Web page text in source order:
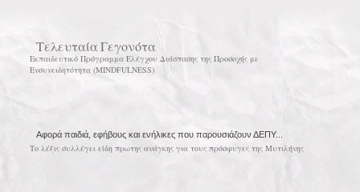
Τελευταία Γεγονότα
Εκπαιδευτικό Πρόγραμμα Ελέγχου Διάσπασης της Προσοχής με
Ενσυνειδητότητα (MINDFULNESS)
Αφορά παιδιά, εφήβους και ενήλικες που παρουσιάζουν ΔΕΠΥ...
Το λέξις συλλέγει είδη πρωτης ανάγκης για τους πρόσφυγες της Μυτιλήνης